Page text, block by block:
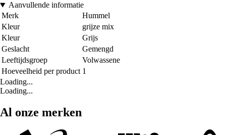
Aanvullende informatie
Merk
Hummel
Kleur
grijze mix
Kleur
Grijs
Geslacht
Gemengd
Leeftijdsgroep
Volwassene
Hoeveelheid per product 1
Loading...
Loading...
Al onze merken